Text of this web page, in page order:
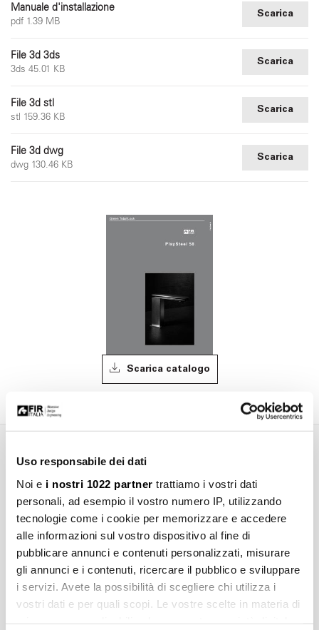
Uso responsabile dei dati
Noi e i nostri 1022 partner trattiamo i vostri dati
personali, ad esempio il vostro numero IP, utilizzando
tecnologie come i cookie per memorizzare e accedere
alle informazioni sul vostro dispositivo al fine di
pubblicare annunci e contenuti personalizzati, misurare
gli annunci e i contenuti, ricercare il pubblico e sviluppare
i servizi. Avete la possibilità di scegliere chi utilizza i
vostri dati e per quali scopi. Le vostre scelte in materia di
Manuale d'installazione
pdf 1.39 MB
Scarica
File 3d 3ds
3ds 45.01 KB
Scarica
File 3d stl
stl 159.36 KB
Scarica
File 3d dwg
dwg 130.46 KB
Scarica
Scarica catalogo
Informazioni aggiuntive
Consigli
Pulizia
Manutenzione